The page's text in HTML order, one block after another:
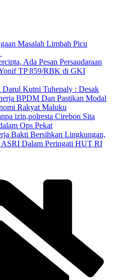
Masalah Limbah Picu
Ada Pesan Persaudaraan
TP 859/RBK di GKI
Kutni Tuhepaly : Desak
BPDM Dan Pastikan Modal
Rakyat Maluku
izin,polresta Cirebon Sita
Ops Pekat
Bakti Bersihkan Lingkungan,
ASRI Dalam Peringati HUT RI